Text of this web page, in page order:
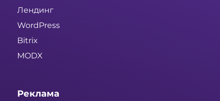
Лендинг
WordPress
Bitrix
MODX
Реклама